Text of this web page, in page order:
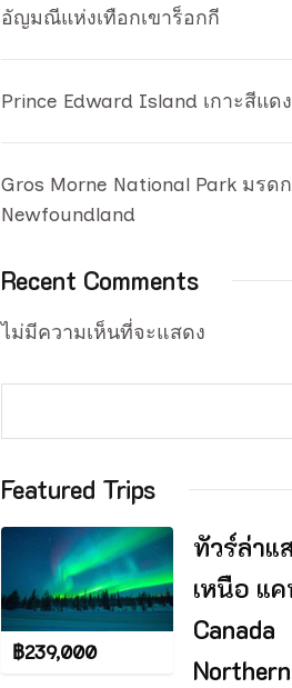
อัญมณีแห่งเทือกเขาร็อกกี
Prince Edward Island เกาะสีแด
Gros Morne National Park มรด
Newfoundland
Recent Comments
ไม่มีความเห็นที่จะแสดง
Featured Trips
฿239,000
ทัวร์ล่าแ
เหนือ แ
Canada
Northern